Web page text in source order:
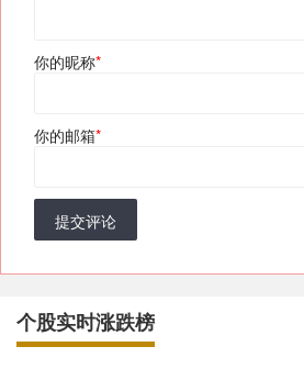
你的昵称*
你的邮箱*
提交评论
个股实时涨跌榜